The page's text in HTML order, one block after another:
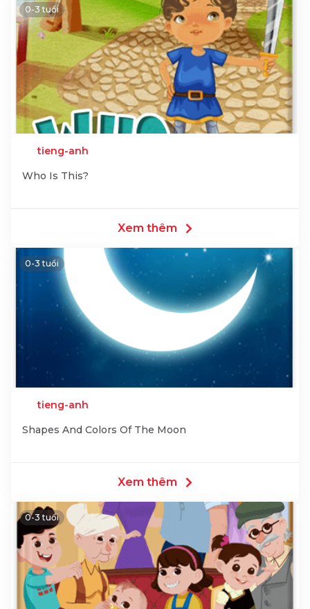
0-3 tuổi
tieng-anh
Who Is This?
Xem thêm
0-3 tuổi
tieng-anh
Shapes And Colors Of The Moon
Xem thêm
0-3 tuổi